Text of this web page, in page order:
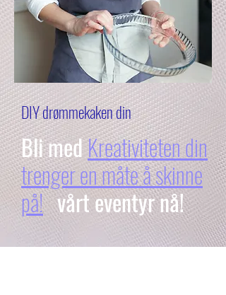
DIY drømmekaken din
Bli medKreativiteten din
trenger en måte å skinne
på! vårt eventyr nå!